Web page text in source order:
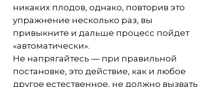
никаких плодов, однако, повторив это
упражнение несколько раз, вы
привыкните и дальше процесс пойдет
«автоматически».
Не напрягайтесь — при правильной
постановке, это действие, как и любое
другое естественное, не должно вызвать